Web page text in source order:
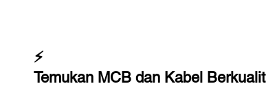
⚡️
Temukan MCB dan Kabel